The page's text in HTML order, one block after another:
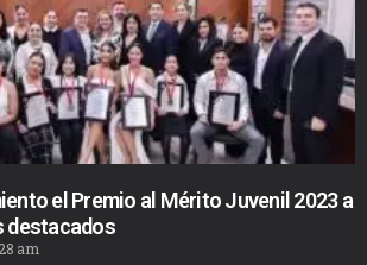
el Premio al Mérito Juvenil 2023 a
destacados
am